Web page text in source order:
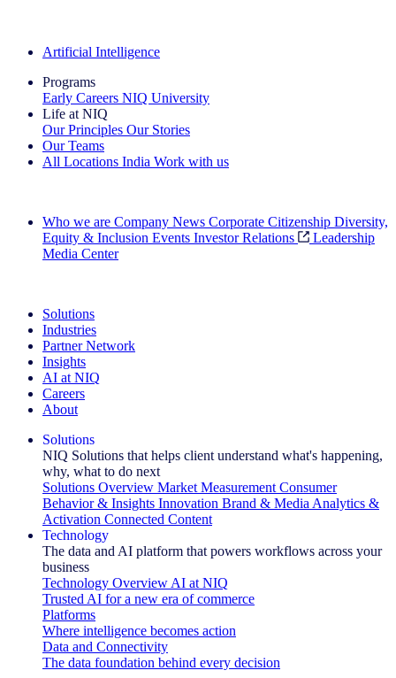
Artificial Intelligence
Programs
Early Careers NIQ University
Life at NIQ
Our Principles Our Stories
Our Teams
All Locations India Work with us
Who we are Company News Corporate Citizenship Diversity,
Equity & Inclusion Events Investor Relations
Leadership
Media Center
Solutions
Industries
Partner Network
Insights
AI at NIQ
Careers
About
Solutions
NIQ Solutions that helps client understand what's happening,
why, what to do next
Solutions Overview Market Measurement Consumer
Behavior & Insights Innovation Brand & Media Analytics &
Activation Connected Content
Technology
The data and AI platform that powers workflows across your
business
Technology Overview AI at NIQ
Trusted AI for a new era of commerce
Platforms
Where intelligence becomes action
Data and Connectivity
The data foundation behind every decision